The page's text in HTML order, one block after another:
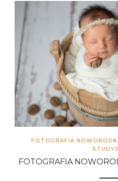
FOTOGRAFIA
FOTOGRAFIA